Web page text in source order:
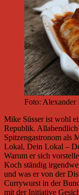
Foto: Alexander
Mike Süsser ist wohl
Republik.
Spitzengastronom als
Lokal, Dein Lokal –
Warum er sich
Koch ständig
und was er von der
Currywurst in der
mit der Initiative